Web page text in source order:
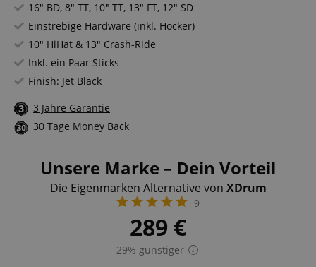
16" BD, 8" TT, 10" TT, 13" FT, 12" SD
Einstrebige Hardware (inkl. Hocker)
10" HiHat & 13" Crash-Ride
Inkl. ein Paar Sticks
Finish: Jet Black
3 Jahre Garantie
30 Tage Money Back
Unsere Marke – Dein Vorteil
Die Eigenmarken Alternative von XDrum
9
289 €
29% günstiger